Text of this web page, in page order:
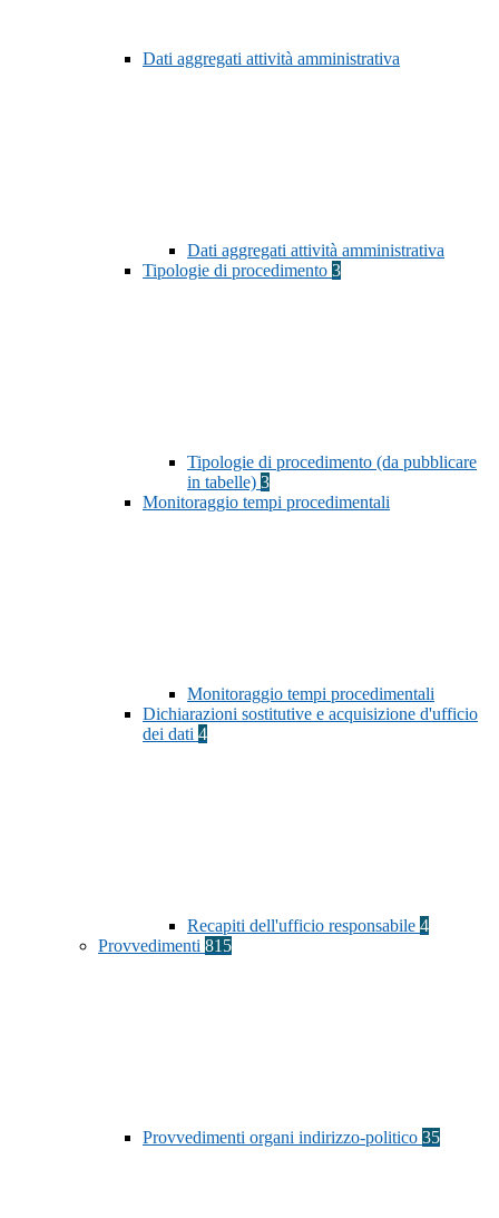
Dati aggregati attività amministrativa
Dati aggregati attività amministrativa
Tipologie di procedimento 3
Tipologie di procedimento (da pubblicare
in tabelle) 3
Monitoraggio tempi procedimentali
Monitoraggio tempi procedimentali
Dichiarazioni sostitutive e acquisizione d'ufficio
dei dati 4
Recapiti dell'ufficio responsabile 4
Provvedimenti 815
Provvedimenti organi indirizzo-politico 35